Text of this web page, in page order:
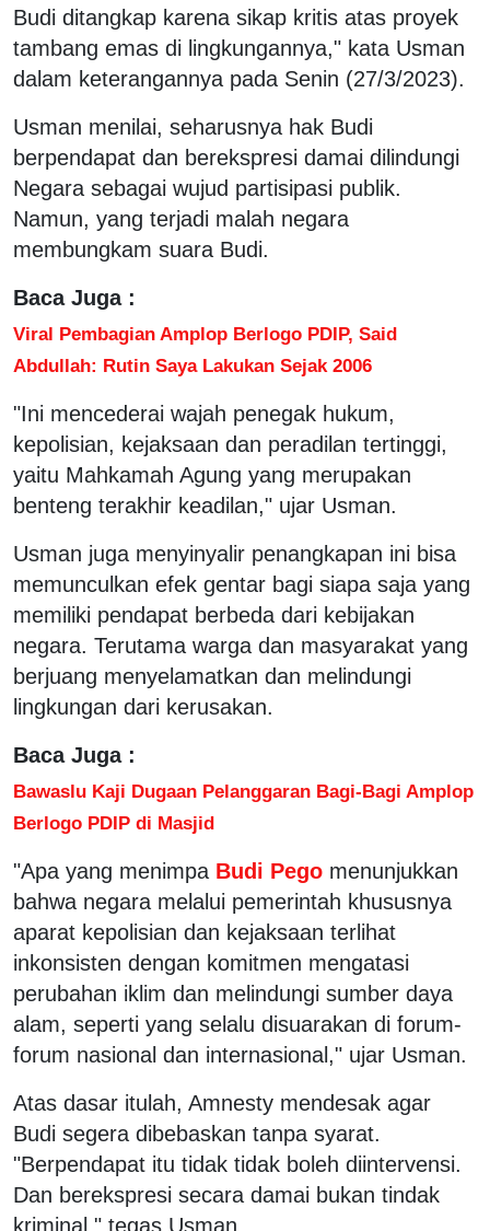
Budi ditangkap karena sikap kritis atas proyek
tambang emas di lingkungannya," kata Usman
dalam keterangannya pada Senin (27/3/2023).
Usman menilai, seharusnya hak Budi
berpendapat dan berekspresi damai dilindungi
Negara sebagai wujud partisipasi publik.
Namun, yang terjadi malah negara
membungkam suara Budi.
Baca Juga :
Viral Pembagian Amplop Berlogo PDIP, Said
Abdullah: Rutin Saya Lakukan Sejak 2006
"Ini mencederai wajah penegak hukum,
kepolisian, kejaksaan dan peradilan tertinggi,
yaitu Mahkamah Agung yang merupakan
benteng terakhir keadilan," ujar Usman.
Usman juga menyinyalir penangkapan ini bisa
memunculkan efek gentar bagi siapa saja yang
memiliki pendapat berbeda dari kebijakan
negara. Terutama warga dan masyarakat yang
berjuang menyelamatkan dan melindungi
lingkungan dari kerusakan.
Baca Juga :
Bawaslu Kaji Dugaan Pelanggaran Bagi-Bagi Amplop
Berlogo PDIP di Masjid
"Apa yang menimpa Budi Pego menunjukkan
bahwa negara melalui pemerintah khususnya
aparat kepolisian dan kejaksaan terlihat
inkonsisten dengan komitmen mengatasi
perubahan iklim dan melindungi sumber daya
alam, seperti yang selalu disuarakan di forum-
forum nasional dan internasional," ujar Usman.
Atas dasar itulah, Amnesty mendesak agar
Budi segera dibebaskan tanpa syarat.
"Berpendapat itu tidak tidak boleh diintervensi.
Dan berekspresi secara damai bukan tindak
kriminal," tegas Usman.